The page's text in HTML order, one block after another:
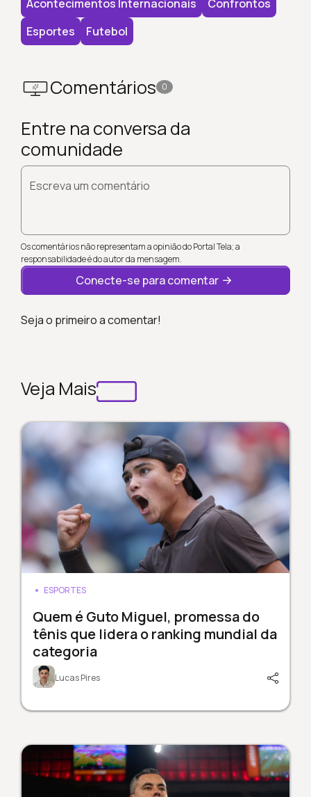
Acontecimentos Internacionais
Confrontos
Esportes
Futebol
Comentários 0
Entre na conversa da
comunidade
Escreva um comentário
Os comentários não representam a opinião do Portal Tela; a
responsabilidade é do autor da mensagem.
Conecte-se para comentar
Seja o primeiro a comentar!
Veja Mais
ESPORTES
Quem é Guto Miguel, promessa do
tênis que lidera o ranking mundial da
categoria
Lucas Pires